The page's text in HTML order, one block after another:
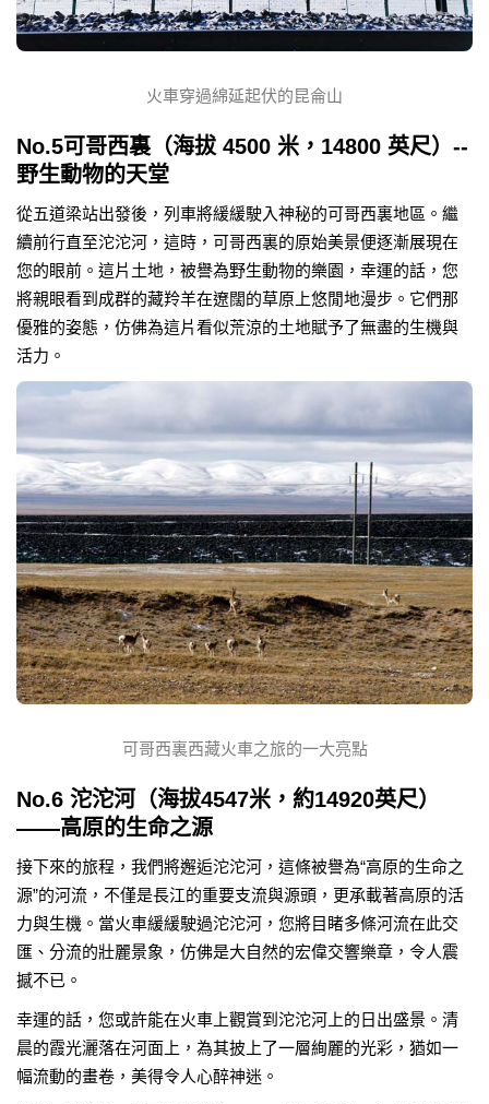
火車穿過綿延起伏的昆侖山
No.5可哥西裏（海拔 4500 米，14800 英尺）--
野生動物的天堂
從五道梁站出發後，列車將緩緩駛入神秘的可哥西裏地區。繼
續前行直至沱沱河，這時，可哥西裏的原始美景便逐漸展現在
您的眼前。這片土地，被譽為野生動物的樂園，幸運的話，您
將親眼看到成群的藏羚羊在遼闊的草原上悠閒地漫步。它們那
優雅的姿態，仿佛為這片看似荒涼的土地賦予了無盡的生機與
活力。
可哥西裏西藏火車之旅的一大亮點
No.6 沱沱河（海拔4547米，約14920英尺）
——高原的生命之源
接下來的旅程，我們將邂逅沱沱河，這條被譽為“高原的生命之
源”的河流，不僅是長江的重要支流與源頭，更承載著高原的活
力與生機。當火車緩緩駛過沱沱河，您將目睹多條河流在此交
匯、分流的壯麗景象，仿佛是大自然的宏偉交響樂章，令人震
撼不已。
幸運的話，您或許能在火車上觀賞到沱沱河上的日出盛景。清
晨的霞光灑落在河面上，為其披上了一層絢麗的光彩，猶如一
幅流動的畫卷，美得令人心醉神迷。